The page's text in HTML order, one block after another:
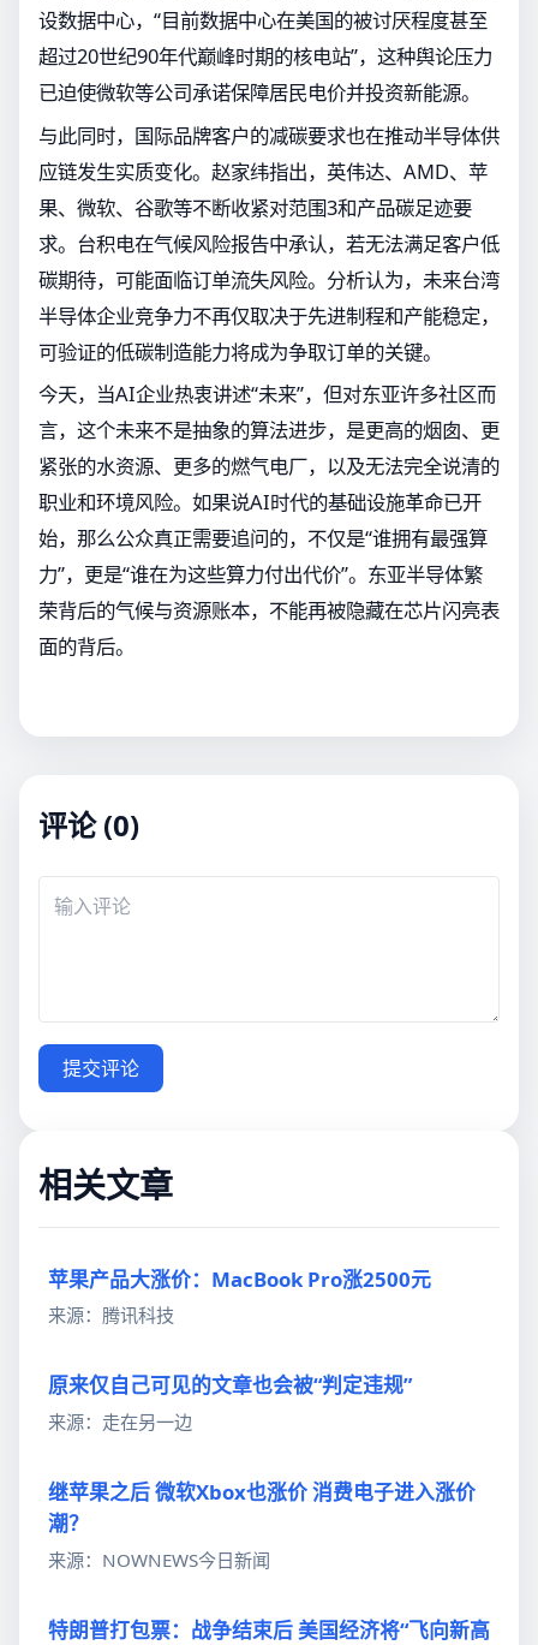
设数据中心，“目前数据中心在美国的被讨厌程度甚至
超过20世纪90年代巅峰时期的核电站”，这种舆论压力
已迫使微软等公司承诺保障居民电价并投资新能源。
与此同时，国际品牌客户的减碳要求也在推动半导体供
应链发生实质变化。赵家纬指出，英伟达、AMD、苹
果、微软、谷歌等不断收紧对范围3和产品碳足迹要
求。台积电在气候风险报告中承认，若无法满足客户低
碳期待，可能面临订单流失风险。分析认为，未来台湾
半导体企业竞争力不再仅取决于先进制程和产能稳定，
可验证的低碳制造能力将成为争取订单的关键。
今天，当AI企业热衷讲述“未来”，但对东亚许多社区而
言，这个未来不是抽象的算法进步，是更高的烟囱、更
紧张的水资源、更多的燃气电厂，以及无法完全说清的
职业和环境风险。如果说AI时代的基础设施革命已开
始，那么公众真正需要追问的，不仅是“谁拥有最强算
力”，更是“谁在为这些算力付出代价”。东亚半导体繁
荣背后的气候与资源账本，不能再被隐藏在芯片闪亮表
面的背后。
评论 (0)
提交评论
相关文章
苹果产品大涨价：MacBook Pro涨2500元
来源：腾讯科技
原来仅自己可见的文章也会被“判定违规”
来源：走在另一边
继苹果之后 微软Xbox也涨价 消费电子进入涨价
潮？
来源：NOWNEWS今日新闻
特朗普打包票：战争结束后 美国经济将“飞向新高